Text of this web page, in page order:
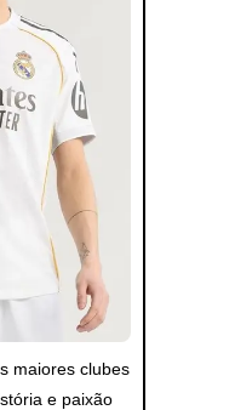
maiores clubes
e paixão